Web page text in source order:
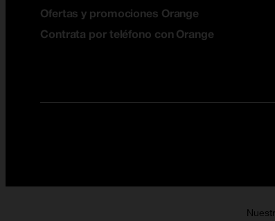
Ofertas y promociones Orange
Contrata por teléfono con Orange